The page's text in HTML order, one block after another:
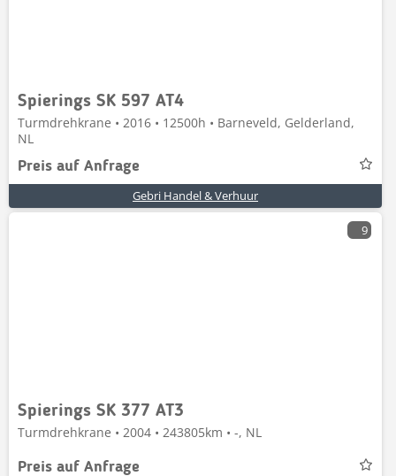
Spierings SK 597 AT4
Turmdrehkrane • 2016 • 12500h • Barneveld, Gelderland,
NL
Preis auf Anfrage
Gebri Handel & Verhuur
9
Spierings SK 377 AT3
Turmdrehkrane • 2004 • 243805km • -, NL
Preis auf Anfrage